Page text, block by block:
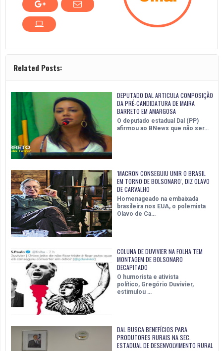
Related Posts:
DEPUTADO DAL ARTICULA COMPOSIÇÃO
DA PRÉ-CANDIDATURA DE MAIRA
BARRETO EM AMARGOSA
O deputado estadual Dal (PP)
afirmou ao BNews que não ser…
'MACRON CONSEGUIU UNIR O BRASIL
EM TORNO DE BOLSONARO', DIZ OLAVO
DE CARVALHO
Homenageado na embaixada
brasileira nos EUA, o polemista
Olavo de Ca…
COLUNA DE DUVIVIER NA FOLHA TEM
MONTAGEM DE BOLSONARO
DECAPITADO
O humorista e ativista
político, Gregório Duvivier,
estimulou …
DAL BUSCA BENEFÍCIOS PARA
PRODUTORES RURAIS NA SEC.
ESTADUAL DE DESENVOLVIMENTO RURAL